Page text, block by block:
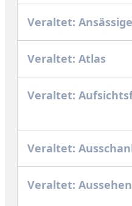
Veraltet:
Veraltet: Atlas
Veraltet:
Veraltet:
Veraltet: